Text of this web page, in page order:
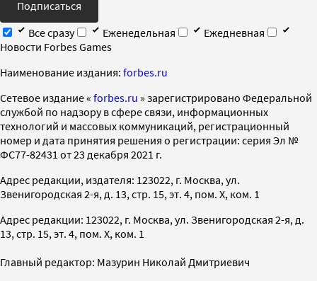
Подписаться
Все сразу
Еженедельная
Ежедневная
Новости Forbes Games
Наименование издания: forbes.ru
Cетевое издание « forbes.ru » зарегистрировано Федеральной
службой по надзору в сфере связи, информационных
технологий и массовых коммуникаций, регистрационный
номер и дата принятия решения о регистрации: серия Эл №
ФС77-82431 от 23 декабря 2021 г.
Адрес редакции, издателя: 123022, г. Москва, ул.
Звенигородская 2-я, д. 13, стр. 15, эт. 4, пом. X, ком. 1
Адрес редакции: 123022, г. Москва, ул. Звенигородская 2-я, д.
13, стр. 15, эт. 4, пом. X, ком. 1
Главный редактор: Мазурин Николай Дмитриевич